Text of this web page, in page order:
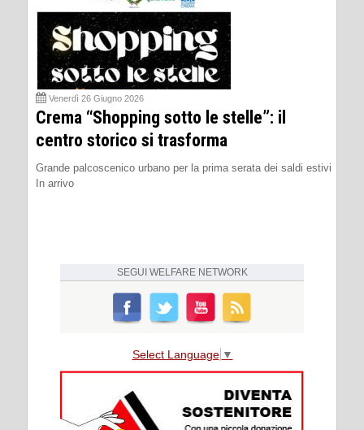
Venerdì 26 Giugno 2026
Crema “Shopping sotto le stelle”: il
centro storico si trasforma
Grande palcoscenico urbano per la prima serata dei saldi estivi
In arrivo
SEGUI WELFARE NETWORK
Select Language ▼